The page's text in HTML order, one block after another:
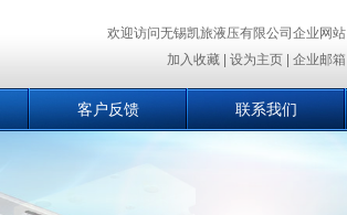
欢迎访问无锡凯旅液压有限公司企业网站
加入收藏
设为主页 企业邮箱
客户反馈 联系我们